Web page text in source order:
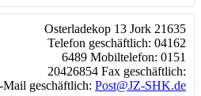
Osterladekop 13 Jork 21635
Telefon geschäftlich: 04162
6489 Mobiltelefon: 0151
20426854 Fax geschäftlich:
Mail geschäftlich: Post@JZ-SHK.de